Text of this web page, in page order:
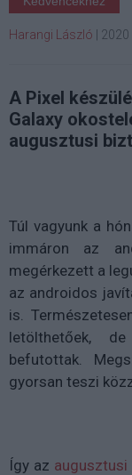
Harangi László 2020
A Pixel
Galaxy
augusztusi
Túl vagyunk a
immáron az
megérkezett a
az androidos
is.
letölthetőek,
befutottak.
gyorsan teszi
Így az